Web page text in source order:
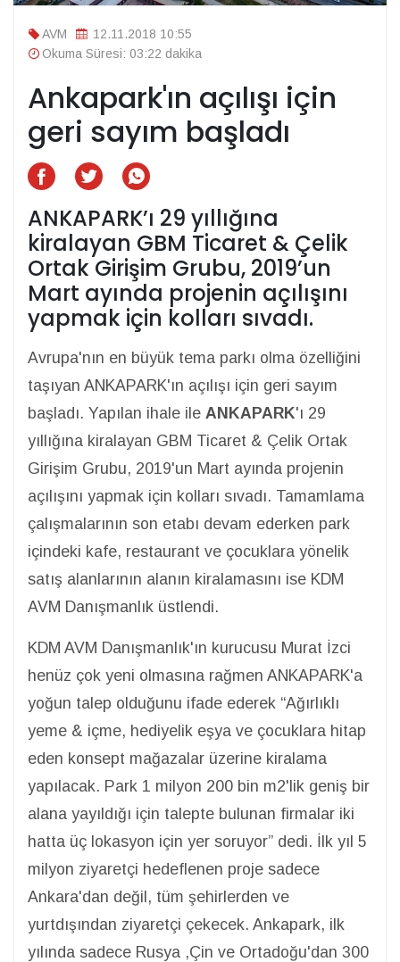
AVM
12.11.2018 10:55
Okuma Süresi: 03:22 dakika
Ankapark'ın açılışı için
geri sayım başladı
ANKAPARK’ı 29 yıllığına
kiralayan GBM Ticaret & Çelik
Ortak Girişim Grubu, 2019’un
Mart ayında projenin açılışını
yapmak için kolları sıvadı.
Avrupa'nın en büyük tema parkı olma özelliğini
taşıyan ANKAPARK'ın açılışı için geri sayım
başladı. Yapılan ihale ile ANKAPARK'ı 29
yıllığına kiralayan GBM Ticaret & Çelik Ortak
Girişim Grubu, 2019'un Mart ayında projenin
açılışını yapmak için kolları sıvadı. Tamamlama
çalışmalarının son etabı devam ederken park
içindeki kafe, restaurant ve çocuklara yönelik
satış alanlarının alanın kiralamasını ise KDM
AVM Danışmanlık üstlendi.
KDM AVM Danışmanlık'ın kurucusu Murat İzci
henüz çok yeni olmasına rağmen ANKAPARK'a
yoğun talep olduğunu ifade ederek “Ağırlıklı
yeme & içme, hediyelik eşya ve çocuklara hitap
eden konsept mağazalar üzerine kiralama
yapılacak. Park 1 milyon 200 bin m2'lik geniş bir
alana yayıldığı için talepte bulunan firmalar iki
hatta üç lokasyon için yer soruyor” dedi. İlk yıl 5
milyon ziyaretçi hedeflenen proje sadece
Ankara'dan değil, tüm şehirlerden ve
yurtdışından ziyaretçi çekecek. Ankapark, ilk
yılında sadece Rusya ,Çin ve Ortadoğu'dan 300